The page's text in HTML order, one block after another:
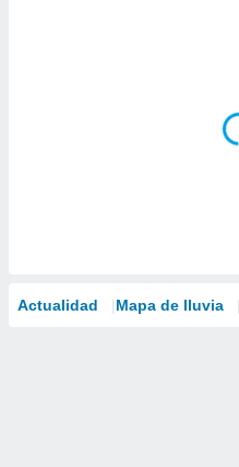
Actualidad Mapa de lluvia